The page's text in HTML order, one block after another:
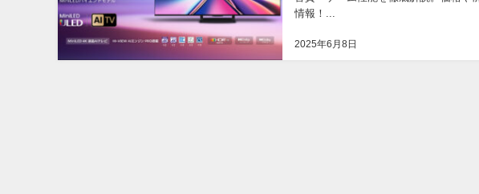
2025年6月8日
情報！...